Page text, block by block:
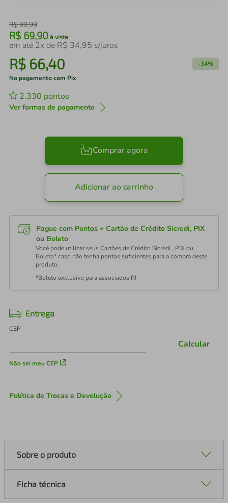
R$99,99
R$ 69,90 à vista
em até 2x de R$ 34,95 s/juros
R$ 66,40 -34%
No pagamento com Pix
2.330 pontos
Ver formas de pagamento
Comprar agora
Adicionar ao carrinho
Pague com Pontos + Cartão de Crédito Sicredi, PIX
ou Boleto
Você pode utilizar seus Cartões de Crédito Sicredi , PIX ou
Boleto* caso não tenha pontos suficientes para a compra deste
produto.
*Boleto exclusivo para associados PJ
Entrega
CEP
Não sei meu CEP
Calcular
Política de Trocas e Devolução
Sobre o produto
Ficha técnica